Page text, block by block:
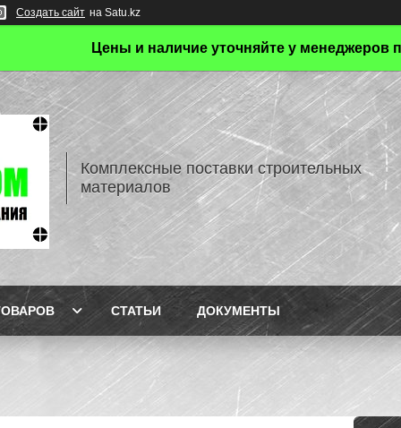
Создать сайт на Satu.kz
Цены и наличие уточняйте у менеджеров
Комплексные поставки строительных
материалов
СТАТЬИ ДОКУМЕНТЫ